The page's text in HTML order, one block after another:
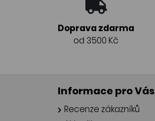
Doprava zdarma
od 3500 Kč
Informace pro Vás
Recenze zákazníků